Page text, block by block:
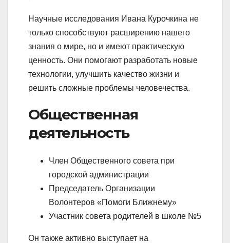
Научные исследования Ивана Курочкина не
только способствуют расширению нашего
знания о мире, но и имеют практическую
ценность. Они помогают разработать новые
технологии, улучшить качество жизни и
решить сложные проблемы человечества.
Общественная
деятельность
Член Общественного совета при
городской администрации
Председатель Организации
Волонтеров «Помоги Ближнему»
Участник совета родителей в школе №5
Он также активно выступает на